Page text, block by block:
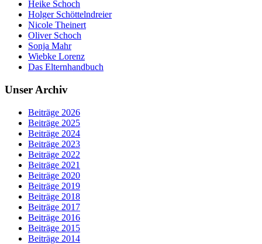
Heike Schoch
Holger Schöttelndreier
Nicole Theinert
Oliver Schoch
Sonja Mahr
Wiebke Lorenz
Das Elternhandbuch
Unser Archiv
Beiträge 2026
Beiträge 2025
Beiträge 2024
Beiträge 2023
Beiträge 2022
Beiträge 2021
Beiträge 2020
Beiträge 2019
Beiträge 2018
Beiträge 2017
Beiträge 2016
Beiträge 2015
Beiträge 2014